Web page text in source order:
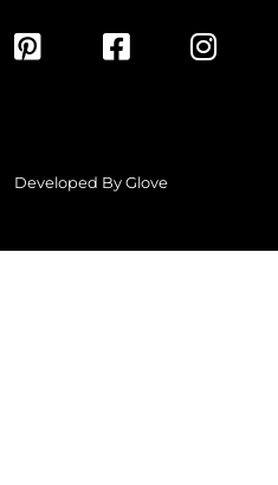
Developed By Glove